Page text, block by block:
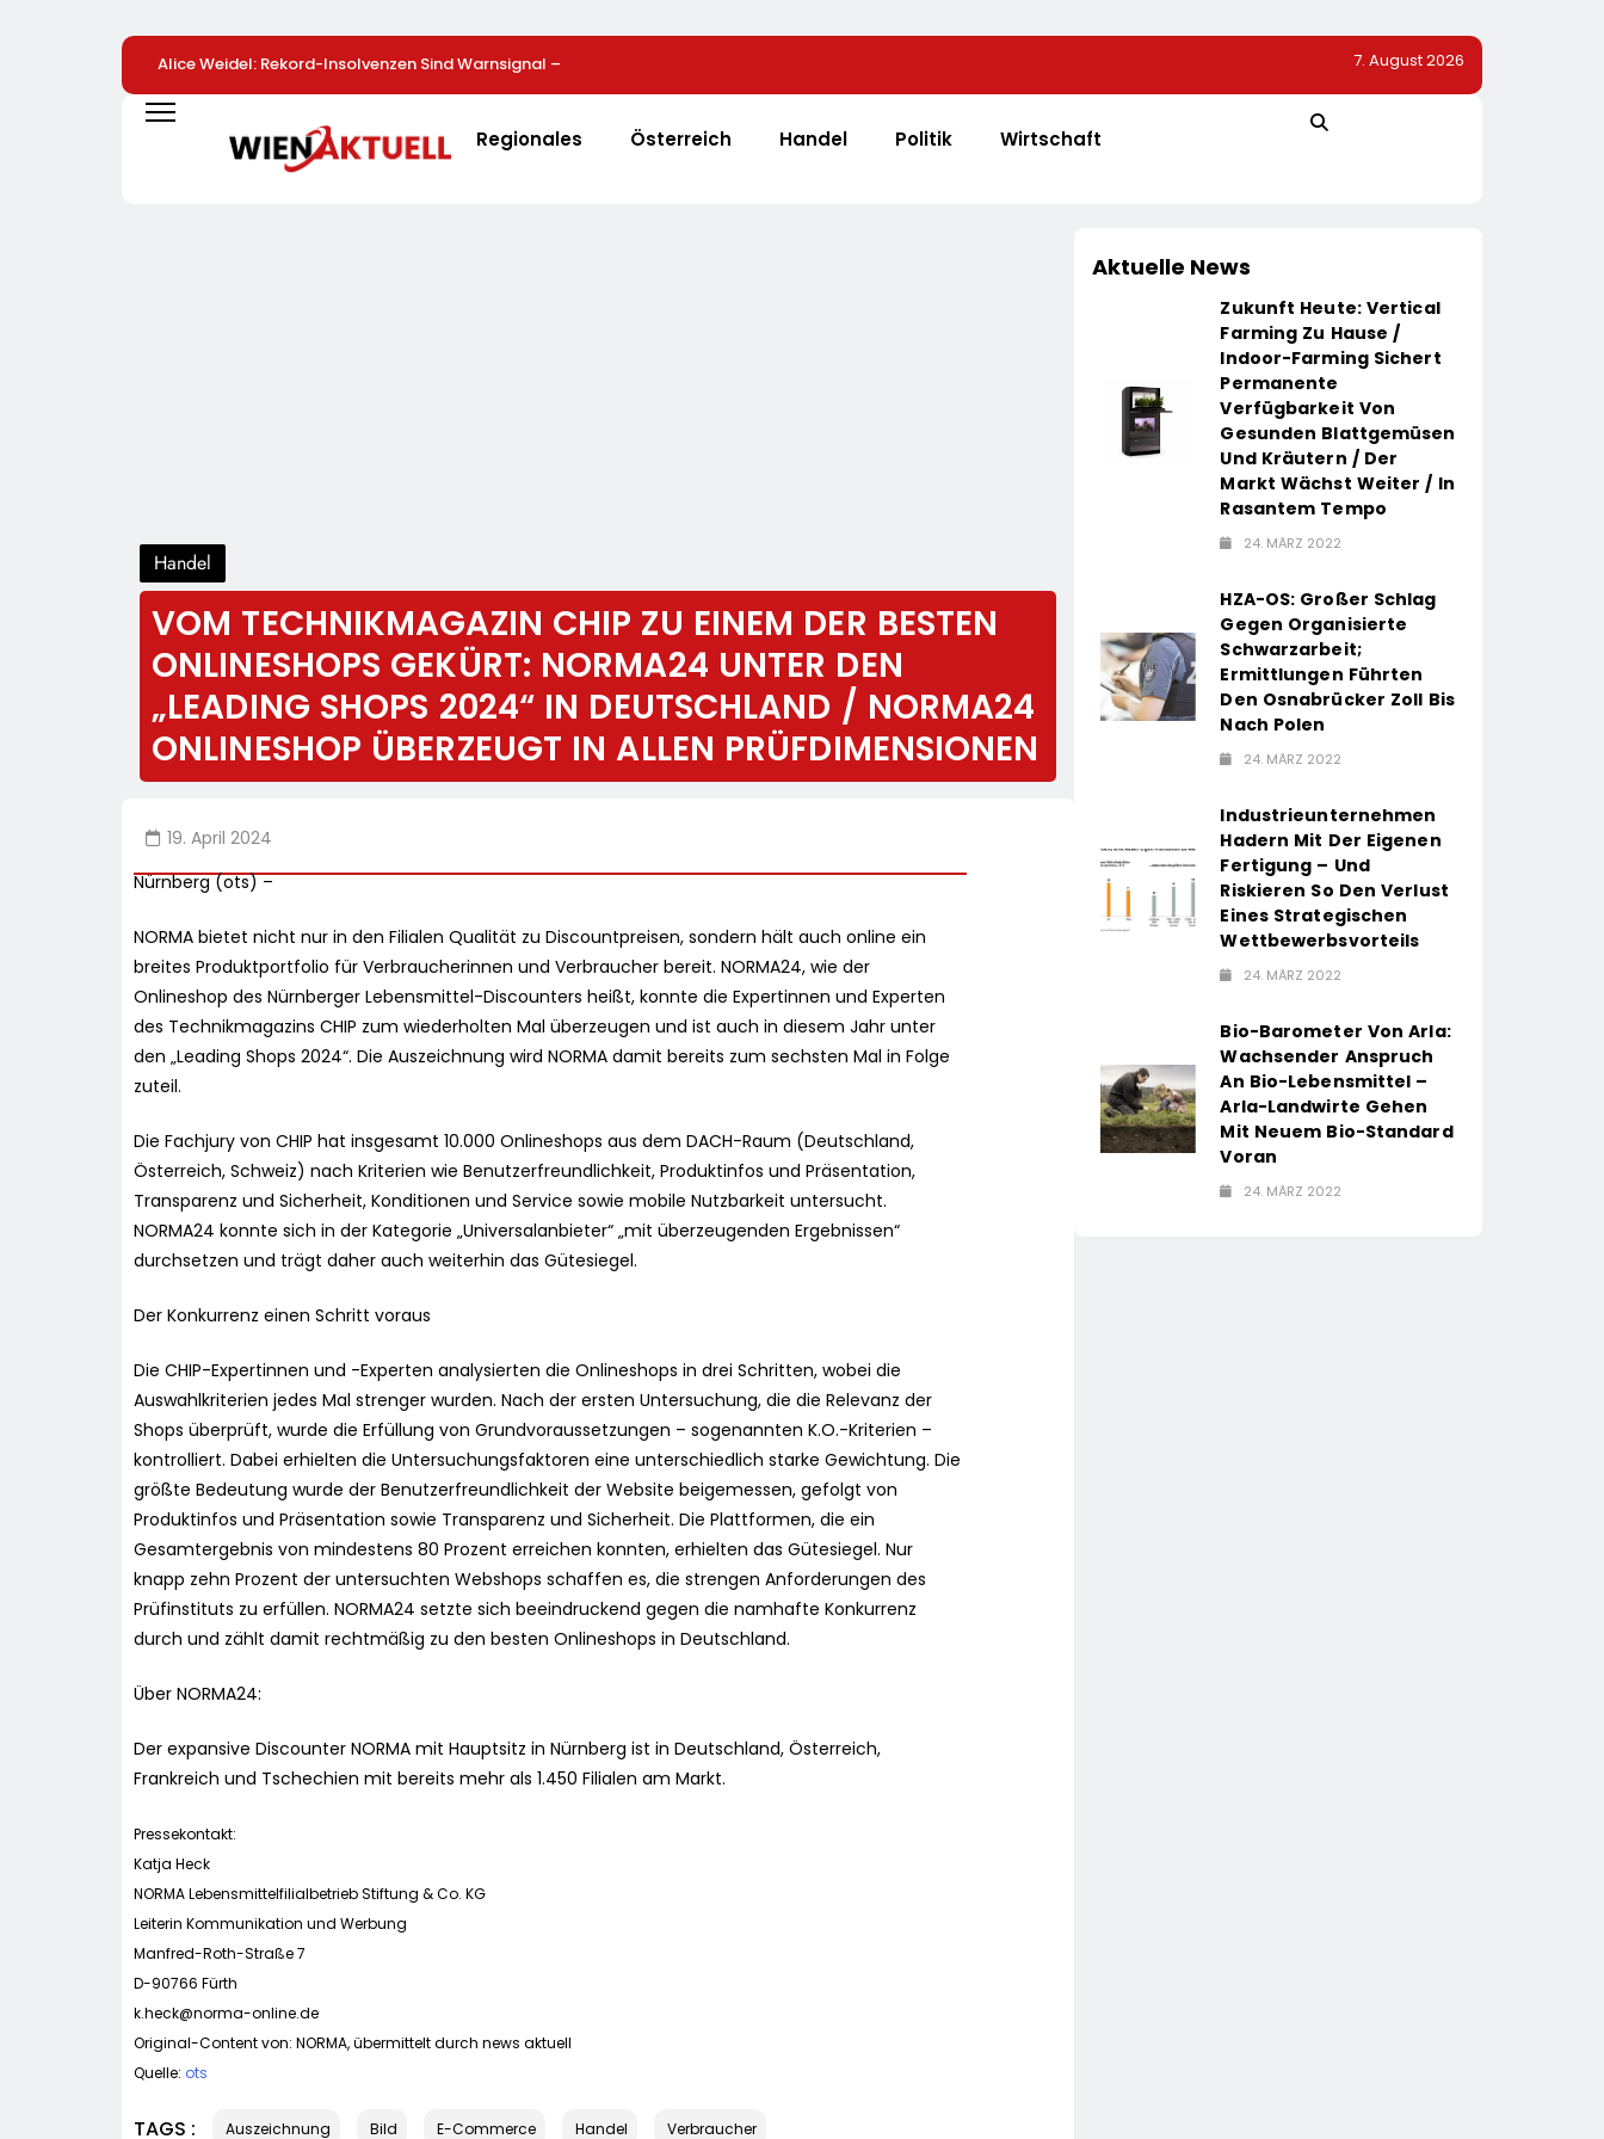
Alice Weidel: Rekord-Insolvenzen Sind Warnsignal –
Bundesregierung Verschärft Die Wirtschaftskrise
NATURKIND-Welt Bei EDEKA
Warum Firmen Nicht An Benefits Sparen Sollten: VW
Vorbild
7. August 2026
Regionales Österreich Handel Politik Wirtschaft
Handel
VOM TECHNIKMAGAZIN CHIP ZU EINEM DER BESTEN
ONLINESHOPS GEKÜRT: NORMA24 UNTER DEN
„LEADING SHOPS 2024“ IN DEUTSCHLAND / NORMA24
ONLINESHOP ÜBERZEUGT IN ALLEN PRÜFDIMENSIONEN
19. April 2024
Nürnberg (ots) –
NORMA bietet nicht nur in den Filialen Qualität zu Discountpreisen, sondern hält auch online ein
breites Produktportfolio für Verbraucherinnen und Verbraucher bereit. NORMA24, wie der
Onlineshop des Nürnberger Lebensmittel-Discounters heißt, konnte die Expertinnen und Experten
des Technikmagazins CHIP zum wiederholten Mal überzeugen und ist auch in diesem Jahr unter
den „Leading Shops 2024“. Die Auszeichnung wird NORMA damit bereits zum sechsten Mal in Folge
zuteil.
Die Fachjury von CHIP hat insgesamt 10.000 Onlineshops aus dem DACH-Raum (Deutschland,
Österreich, Schweiz) nach Kriterien wie Benutzerfreundlichkeit, Produktinfos und Präsentation,
Transparenz und Sicherheit, Konditionen und Service sowie mobile Nutzbarkeit untersucht.
NORMA24 konnte sich in der Kategorie „Universalanbieter“ „mit überzeugenden Ergebnissen“
durchsetzen und trägt daher auch weiterhin das Gütesiegel.
Der Konkurrenz einen Schritt voraus
Die CHIP-Expertinnen und -Experten analysierten die Onlineshops in drei Schritten, wobei die
Auswahlkriterien jedes Mal strenger wurden. Nach der ersten Untersuchung, die die Relevanz der
Shops überprüft, wurde die Erfüllung von Grundvoraussetzungen – sogenannten K.O.-Kriterien –
kontrolliert. Dabei erhielten die Untersuchungsfaktoren eine unterschiedlich starke Gewichtung. Die
größte Bedeutung wurde der Benutzerfreundlichkeit der Website beigemessen, gefolgt von
Produktinfos und Präsentation sowie Transparenz und Sicherheit. Die Plattformen, die ein
Gesamtergebnis von mindestens 80 Prozent erreichen konnten, erhielten das Gütesiegel. Nur
knapp zehn Prozent der untersuchten Webshops schaffen es, die strengen Anforderungen des
Prüfinstituts zu erfüllen. NORMA24 setzte sich beeindruckend gegen die namhafte Konkurrenz
durch und zählt damit rechtmäßig zu den besten Onlineshops in Deutschland.
Über NORMA24:
Der expansive Discounter NORMA mit Hauptsitz in Nürnberg ist in Deutschland, Österreich,
Frankreich und Tschechien mit bereits mehr als 1.450 Filialen am Markt.
Pressekontakt:
Katja Heck
NORMA Lebensmittelfilialbetrieb Stiftung & Co. KG
Leiterin Kommunikation und Werbung
Manfred-Roth-Straße 7
D-90766 Fürth
k.heck@norma-online.de
Original-Content von: NORMA, übermittelt durch news aktuell
Quelle: ots
TAGS : Auszeichnung Bild E-Commerce Handel Verbraucher
Aktuelle News
Zukunft Heute: Vertical
Farming Zu Hause /
Indoor-Farming Sichert
Permanente
Verfügbarkeit Von
Gesunden Blattgemüsen
Und Kräutern / Der
Markt Wächst Weiter / In
Rasantem Tempo
24. MÄRZ 2022
HZA-OS: Großer Schlag
Gegen Organisierte
Schwarzarbeit;
Ermittlungen Führten
Den Osnabrücker Zoll Bis
Nach Polen
24. MÄRZ 2022
Industrieunternehmen
Hadern Mit Der Eigenen
Fertigung – Und
Riskieren So Den Verlust
Eines Strategischen
Wettbewerbsvorteils
24. MÄRZ 2022
Bio-Barometer Von Arla:
Wachsender Anspruch
An Bio-Lebensmittel –
Arla-Landwirte Gehen
Mit Neuem Bio-Standard
Voran
24. MÄRZ 2022